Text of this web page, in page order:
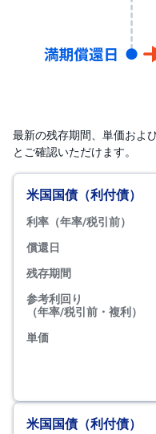
最新の残存期間、単価およ
とご確認いただけます。
米国国債（利付債）
利率（年率/税引前）
償還日
残存期間
参考利回り
（年率/税引前・複利）
単価
米国国債（利付債）